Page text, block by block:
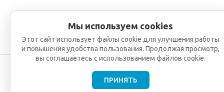
Мы используем cookies
Этот сайт использует файлы cookie для улучшения работы
и повышения удобства пользования. Продолжая просмотр,
вы соглашаетесь с использованием файлов cookie.
ПРИНЯТЬ